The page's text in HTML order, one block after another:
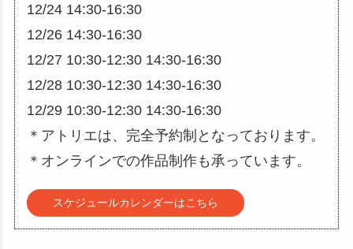
12/24 14:30-16:30
12/26 14:30-16:30
12/27 10:30-12:30 14:30-16:30
12/28 10:30-12:30 14:30-16:30
12/29 10:30-12:30 14:30-16:30
＊アトリエは、完全予約制となっております。
＊オンラインでの作品制作も承っています。
スケジュールカレンダーはこちら